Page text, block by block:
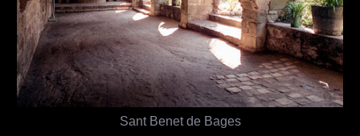
Sant Benet de Bages